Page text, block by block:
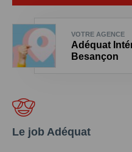
VOTRE AGENCE
Adéquat
Besançon
Le job Adéquat